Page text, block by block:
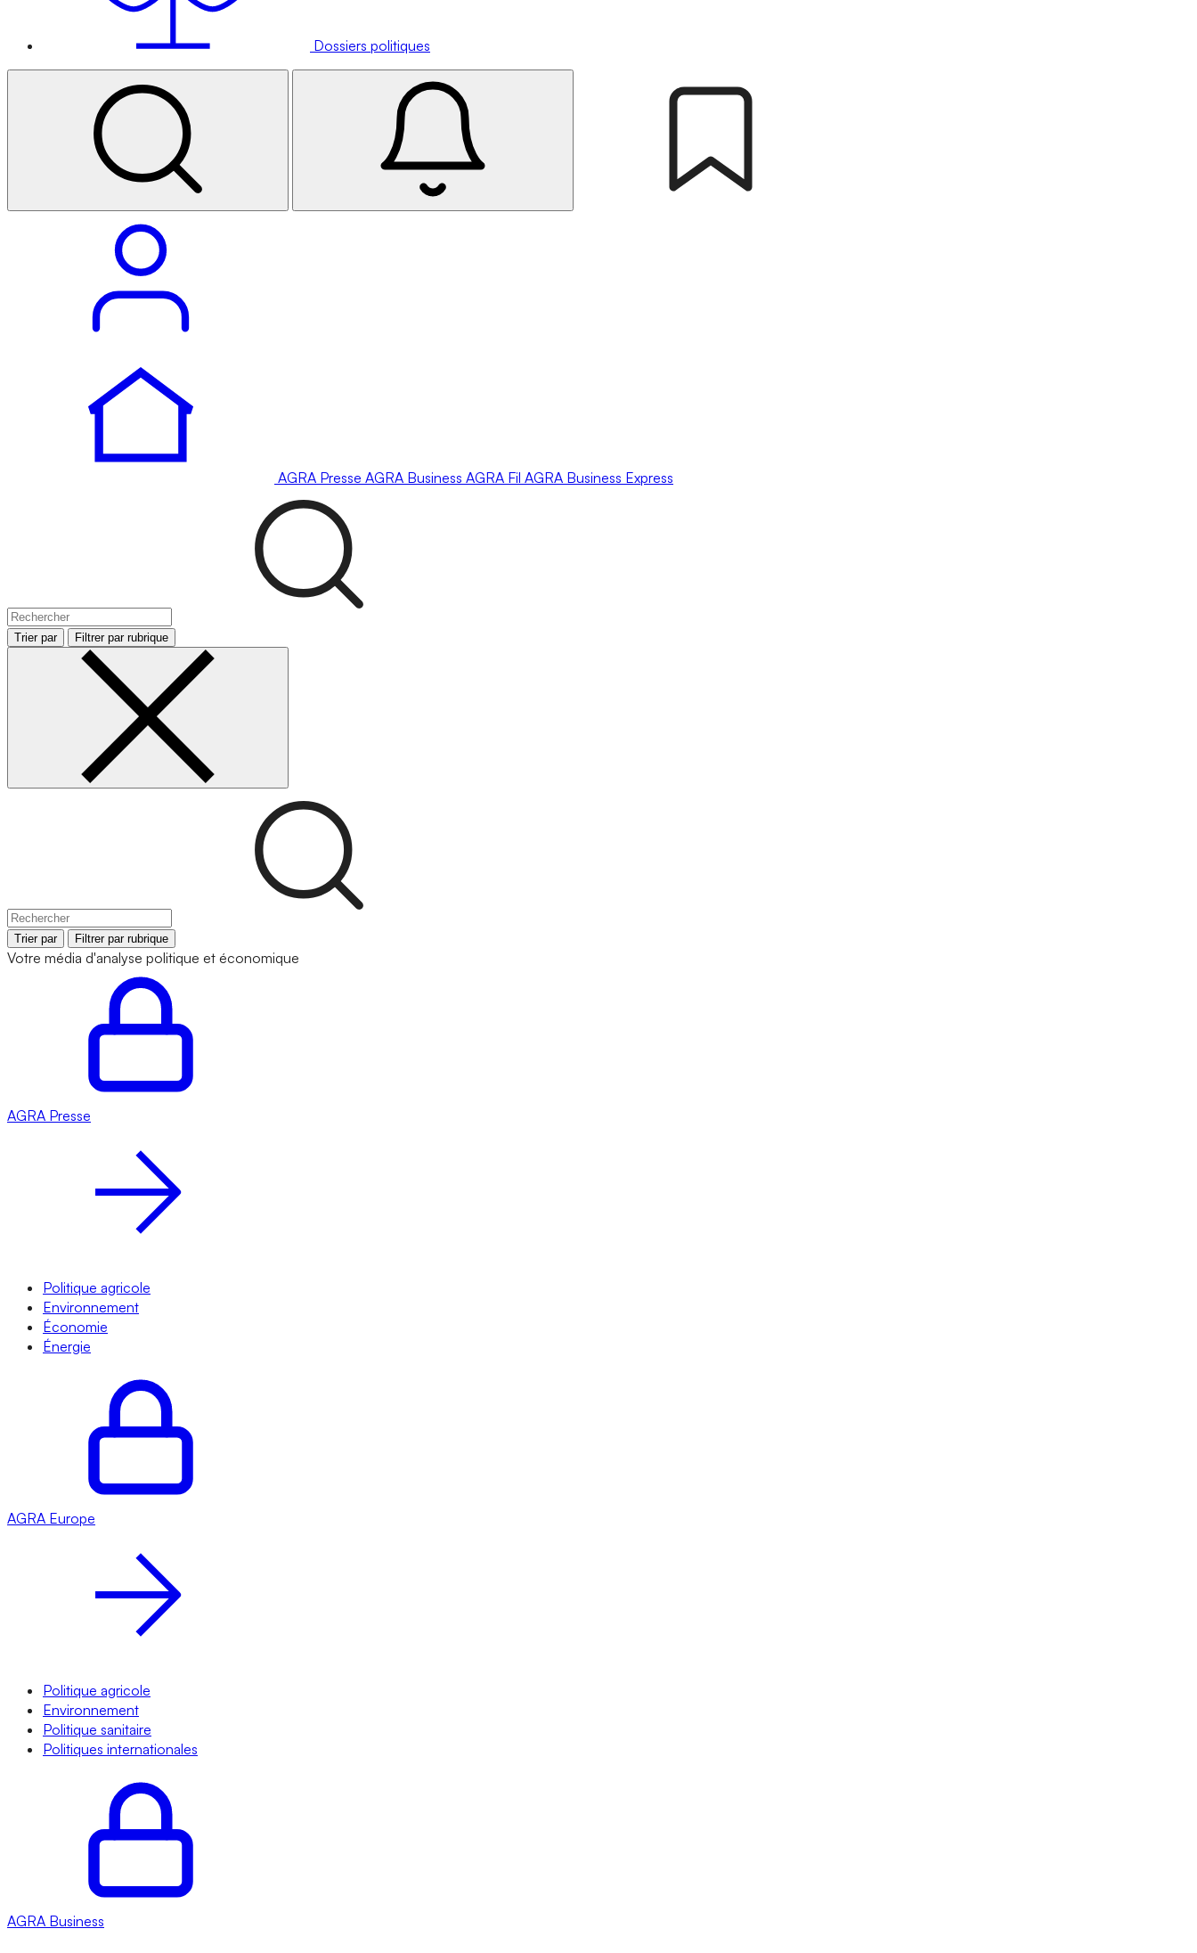
Dossiers politiques
AGRA Presse AGRA Business AGRA Fil AGRA Business Express
Trier par Filtrer par rubrique
Trier par Filtrer par rubrique
Votre média d'analyse politique et économique
AGRA Presse
Politique agricole
Environnement
Économie
Énergie
AGRA Europe
Politique agricole
Environnement
Politique sanitaire
Politiques internationales
AGRA Business